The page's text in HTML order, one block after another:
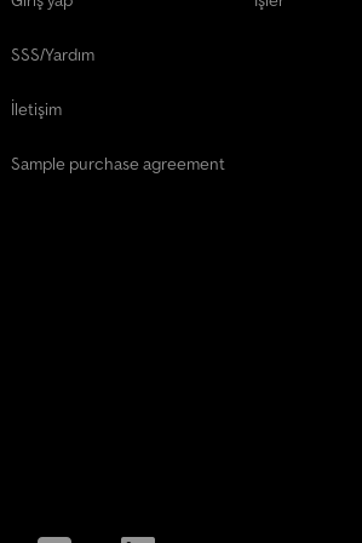
SSS/Yardım
İletişim
Sample purchase agreement